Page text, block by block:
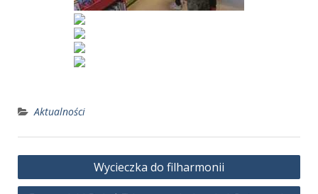
Aktualności
Nawigacja
wpisu
Wycieczka do filharmonii